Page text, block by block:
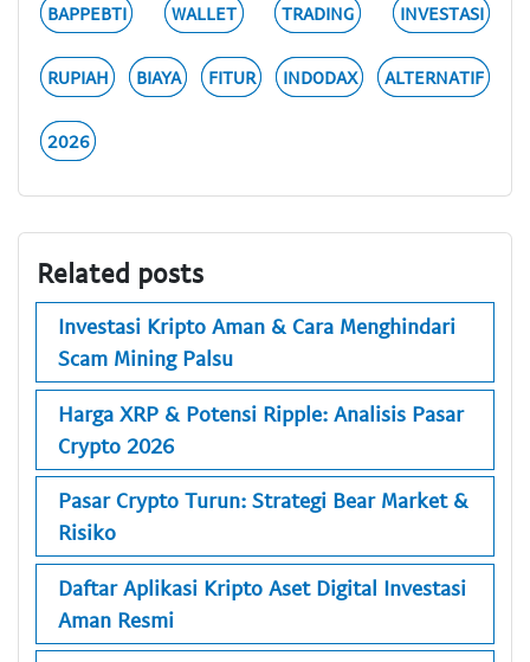
BAPPEBTI WALLET TRADING INVESTASI
RUPIAH BIAYA FITUR INDODAX ALTERNATIF
2026
Related posts
Investasi Kripto Aman & Cara Menghindari
Scam Mining Palsu
Harga XRP & Potensi Ripple: Analisis Pasar
Crypto 2026
Pasar Crypto Turun: Strategi Bear Market &
Risiko
Daftar Aplikasi Kripto Aset Digital Investasi
Aman Resmi